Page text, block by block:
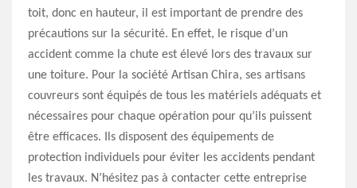
toit, donc en hauteur, il est important de prendre des
précautions sur la sécurité. En effet, le risque d’un
accident comme la chute est élevé lors des travaux sur
une toiture. Pour la société Artisan Chira, ses artisans
couvreurs sont équipés de tous les matériels adéquats et
nécessaires pour chaque opération pour qu’ils puissent
être efficaces. Ils disposent des équipements de
protection individuels pour éviter les accidents pendant
les travaux. N’hésitez pas à contacter cette entreprise